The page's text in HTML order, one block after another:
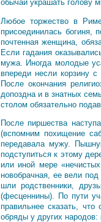
обычай украшать голову
Любое торжество в
присоединилась богиня,
почтенная женщина,
Если гадания
мужа. Иногда молодые
впереди несли корзину
После окончания
допоздна и в знатных
столом обязательно
После пиршества
(вспомним похищение
передавала мужу.
подступиться к этому
или иной мере
новобрачная, ее вели
шли родственники,
(фесценнины). По пути
правильнее сказать,
обряды у других